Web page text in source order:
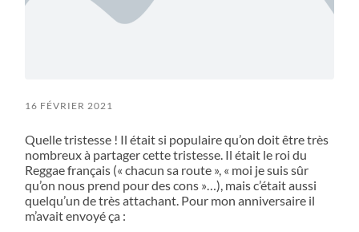
16 FÉVRIER 2021
Quelle tristesse ! Il était si populaire qu’on doit être très
nombreux à partager cette tristesse. Il était le roi du
Reggae français (« chacun sa route », « moi je suis sûr
qu’on nous prend pour des cons »…), mais c’était aussi
quelqu’un de très attachant. Pour mon anniversaire il
m’avait envoyé ça :